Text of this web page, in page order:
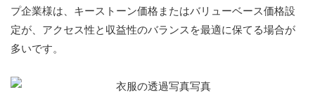
プ企業様は、キーストーン価格またはバリューベース価格設
定が、アクセス性と収益性のバランスを最適に保てる場合が
多いです。